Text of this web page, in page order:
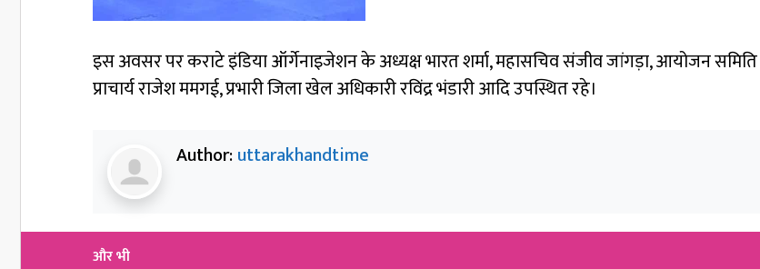
इस अवसर पर कराटे इंडिया ऑर्गेनाइजेशन के अध्यक्ष भारत शर्मा, महासचिव संजीव जांगड़ा, आयोजन
प्राचार्य राजेश ममगई, प्रभारी जिला खेल अधिकारी रविंद्र भंडारी आदि उपस्थित रहे।
Author:uttarakhandtime
और भी